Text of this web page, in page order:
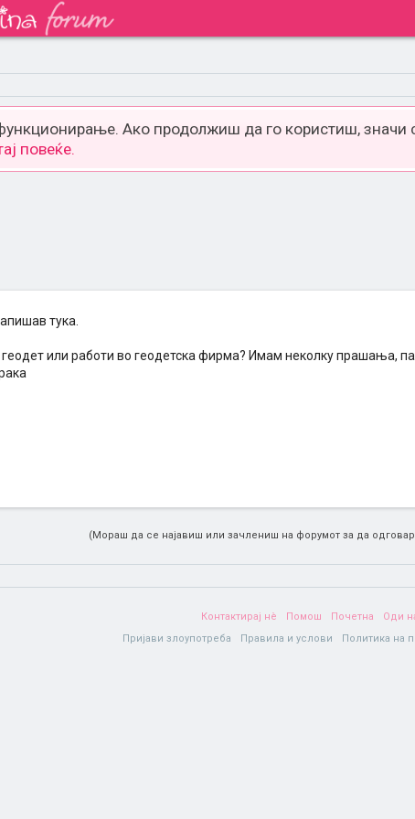
Ако продолжиш да го користиш, значи
повеќе.
тука.
геодет или работи во геодетска фирма? Имам неколку прашања, па
(Мораш да се најавиш или зачлениш на форумот за да
Контактирај нè Помош Почетна
Оди
Пријави злоупотреба
Правила и услови Политика на